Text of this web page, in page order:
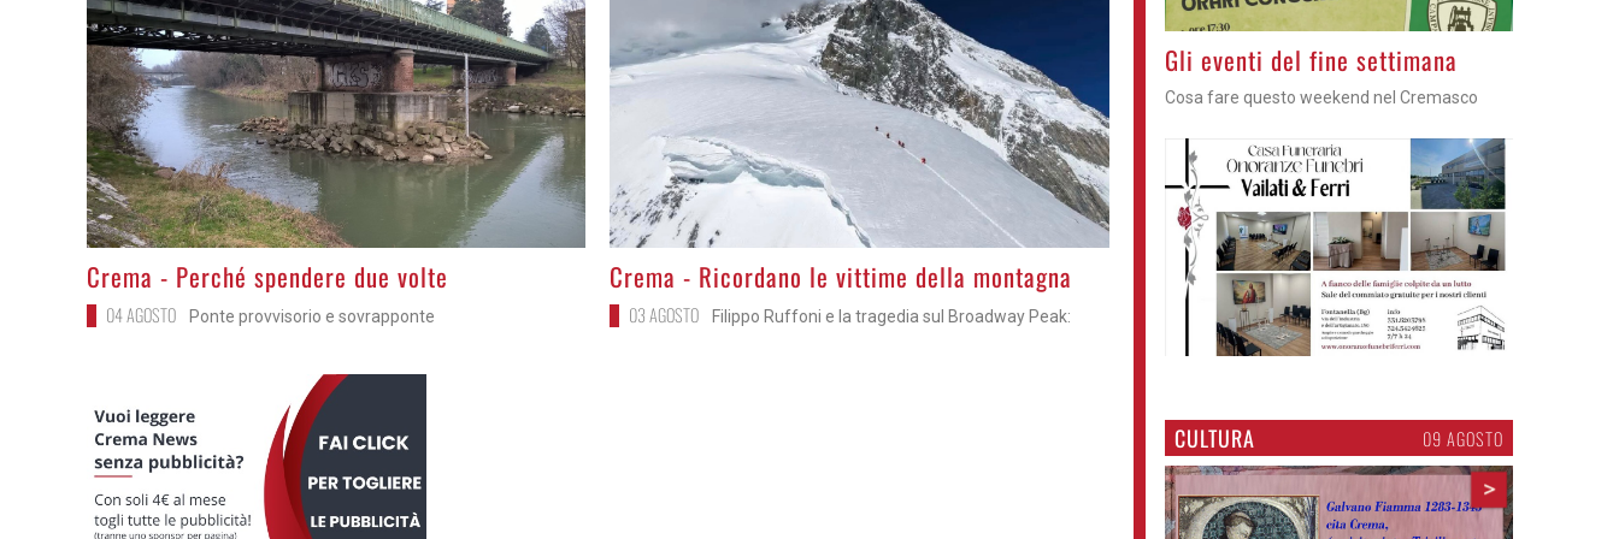
>
Crema - Perché spendere due volte
04 AGOSTO Ponte provvisorio e sovrapponte
>
Crema - Ricordano le vittime della montagna
03 AGOSTO Filippo Ruffoni e la tragedia sul Broadway Peak:
Azzano - Cena in piazza
Sagra di San Lorenzo, con don Lorenzo
CULTURA 09 AGOSTO
>